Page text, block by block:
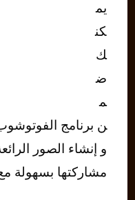
يم
كن
ك
ض
م
ن برنامج
و إنشاء الصور
مشاركتها بسهولة مع